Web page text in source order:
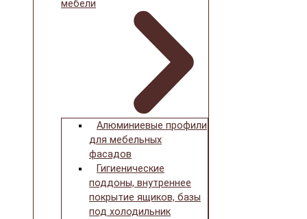
мебели
Алюминиевые профили
для мебельных
фасадов
Гигиенические
поддоны, внутреннее
покрытие ящиков, базы
под холодильник